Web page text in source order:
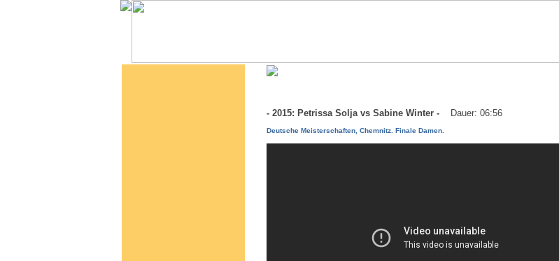
- 2015: Petrissa Solja vs Sabine Winter - Dauer: 06:56
Deutsche Meisterschaften, Chemnitz. Finale Damen.